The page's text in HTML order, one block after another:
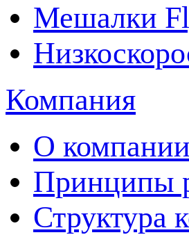
Мешалки
Компания
О компании
Принципы
Структура